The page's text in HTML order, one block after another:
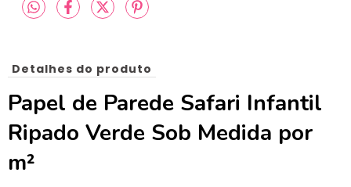
Detalhes do produto
Papel de Parede Safari Infantil
Ripado Verde Sob Medida por
m²